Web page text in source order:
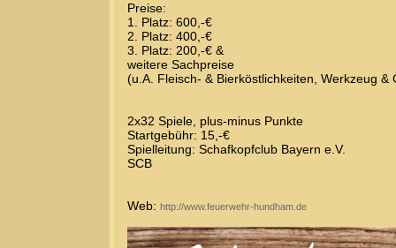
Preise:
1. Platz: 600,-€
2. Platz: 400,-€
3. Platz: 200,-€ &
weitere Sachpreise
(u.A. Fleisch- & Bierköstlichkeiten, Werkzeug &
2x32 Spiele, plus-minus Punkte
Startgebühr: 15,-€
Spielleitung: Schafkopfclub Bayern e.V.
SCB
Web: http://www.feuerwehr-hundham.de